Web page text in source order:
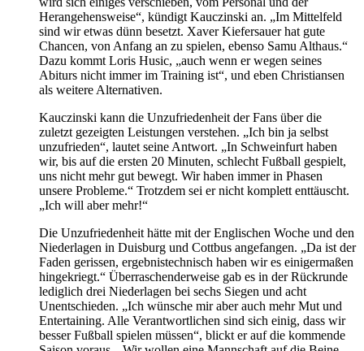
Herangehensweise“, kündigt Kauczinski an. „Im Mittelfeld
sind wir etwas dünn besetzt. Xaver Kiefersauer hat gute
Chancen, von Anfang an zu spielen, ebenso Samu Althaus.“
Dazu kommt Loris Husic, „auch wenn er wegen seines
Abiturs nicht immer im Training ist“, und eben Christiansen
als weitere Alternativen.
Kauczinski kann die Unzufriedenheit der Fans über die
zuletzt gezeigten Leistungen verstehen. „Ich bin ja selbst
unzufrieden“, lautet seine Antwort. „In Schweinfurt haben
wir, bis auf die ersten 20 Minuten, schlecht Fußball gespielt,
uns nicht mehr gut bewegt. Wir haben immer in Phasen
unsere Probleme.“ Trotzdem sei er nicht komplett enttäuscht.
„Ich will aber mehr!“
Die Unzufriedenheit hätte mit der Englischen Woche und den
Niederlagen in Duisburg und Cottbus angefangen. „Da ist der
Faden gerissen, ergebnistechnisch haben wir es einigermaßen
hingekriegt.“ Überraschenderweise gab es in der Rückrunde
lediglich drei Niederlagen bei sechs Siegen und acht
Unentschieden. „Ich wünsche mir aber auch mehr Mut und
Entertaining. Alle Verantwortlichen sind sich einig, dass wir
besser Fußball spielen müssen“, blickt er auf die kommende